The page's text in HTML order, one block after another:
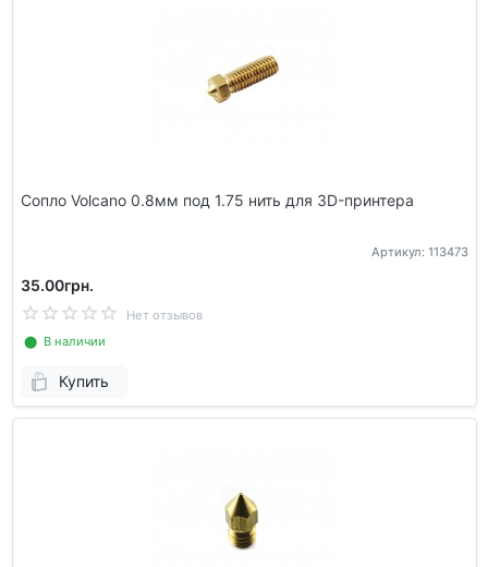
Сопло Volcano 0.8мм под 1.75 нить для 3D-принтера
Артикул: 113473
35.00грн.
Нет отзывов
⬤ В наличии
Купить